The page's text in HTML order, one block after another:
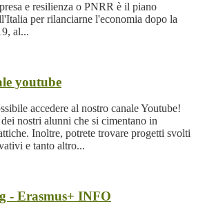
e resilienza o PNRR è il piano
per rilanciarne l'economia dopo la
al...
youtube
accedere al nostro canale Youtube!
nostri alunni che si cimentano in
Inoltre, potrete trovare progetti svolti
e tanto altro...
- Erasmus+ INFO